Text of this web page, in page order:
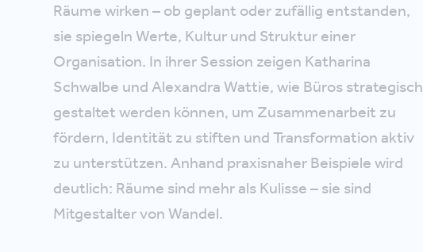
Räume wirken – ob geplant oder zufällig entstanden,
sie spiegeln Werte, Kultur und Struktur einer
Organisation. In ihrer Session zeigen Katharina
Schwalbe und Alexandra Wattie, wie Büros strategisch
gestaltet werden können, um Zusammenarbeit zu
fördern, Identität zu stiften und Transformation aktiv
zu unterstützen. Anhand praxisnaher Beispiele wird
deutlich: Räume sind mehr als Kulisse – sie sind
Mitgestalter von Wandel.